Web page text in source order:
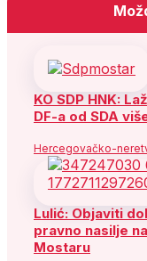
KO SDP HNK:
DF-a od SDA
Hercegovačko-
Lulić: Objaviti
pravno nasilje
Mostaru